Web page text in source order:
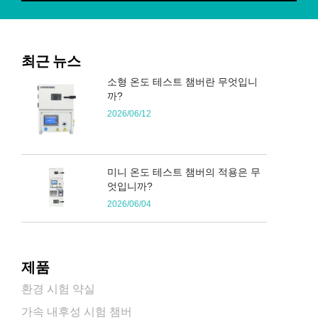
최근 뉴스
소형 온도 테스트 챔버란 무엇입니
까?
2026/06/12
미니 온도 테스트 챔버의 적용은 무
엇입니까?
2026/06/04
제품
환경 시험 약실
가속 내후성 시험 챔버